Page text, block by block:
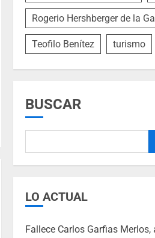
Rogerio Hershberger de la
Teofilo Benítez turismo
BUSCAR
LO ACTUAL
Fallece Carlos Garfias